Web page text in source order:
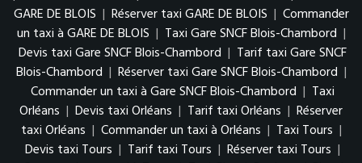
GARE DE BLOIS | Réserver taxi GARE DE BLOIS | Commander
un taxi à GARE DE BLOIS | Taxi Gare SNCF Blois-Chambord |
Devis taxi Gare SNCF Blois-Chambord | Tarif taxi Gare SNCF
Blois-Chambord | Réserver taxi Gare SNCF Blois-Chambord |
Commander un taxi à Gare SNCF Blois-Chambord | Taxi
Orléans | Devis taxi Orléans | Tarif taxi Orléans | Réserver
taxi Orléans | Commander un taxi à Orléans | Taxi Tours |
Devis taxi Tours | Tarif taxi Tours | Réserver taxi Tours |